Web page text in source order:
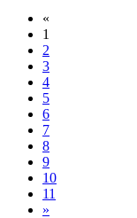
«
1
2
3
4
5
6
7
8
9
10
11
»